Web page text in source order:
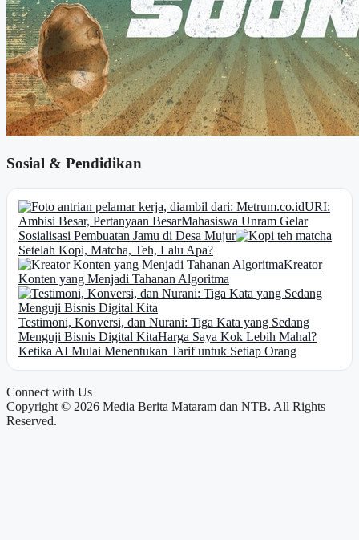
Sosial & Pendidikan
URI:
Ambisi Besar, Pertanyaan BesarMahasiswa Unram Gelar
Sosialisasi Pembuatan Jamu di Desa Mujur
Setelah Kopi, Matcha, Teh, Lalu Apa?
Kreator
Konten yang Menjadi Tahanan Algoritma
Testimoni, Konversi, dan Nurani: Tiga Kata yang Sedang
Menguji Bisnis Digital KitaHarga Saya Kok Lebih Mahal?
Ketika AI Mulai Menentukan Tarif untuk Setiap Orang
Connect with Us
Copyright © 2026 Media Berita Mataram dan NTB. All Rights
Reserved.